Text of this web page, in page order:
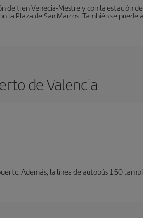
tren Venecia-Mestre y con la estación
Plaza de San Marcos. También se puede
de Valencia
Además, la línea de autobús 150